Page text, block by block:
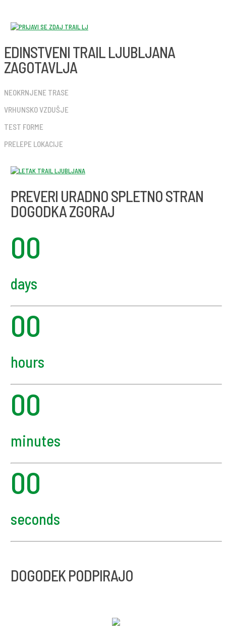
EDINSTVENI TRAIL LJUBLJANA
ZAGOTAVLJA
NEOKRNJENE TRASE
VRHUNSKO VZDUŠJE
TEST FORME
PRELEPE LOKACIJE
PREVERI URADNO SPLETNO STRAN
DOGODKA ZGORAJ
00
days
00
hours
00
minutes
00
seconds
DOGODEK PODPIRAJO